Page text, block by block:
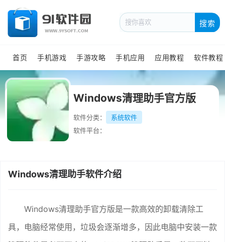
搜索
首页 手机游戏 手游攻略 手机应用 应用教程 软件教程
Windows清理助手官方版
软件分类：
系统软件
软件平台：
Windows清理助手软件介绍
Windows清理助手官方版是一款高效的卸载清除工
具，电脑经常使用，垃圾会逐渐增多，因此电脑中安装一款